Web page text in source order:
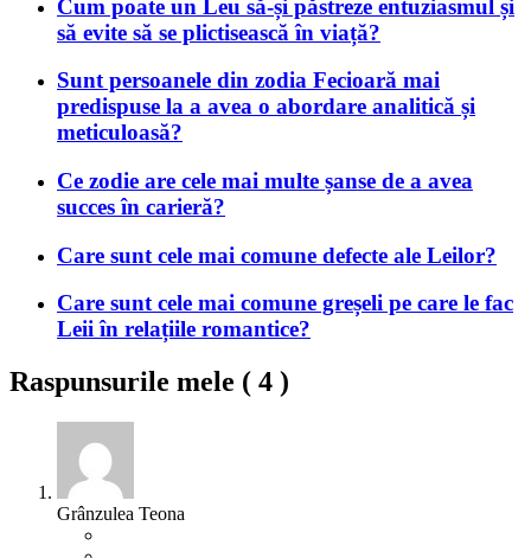
Cum poate un Leu să-și păstreze entuziasmul și
să evite să se plictisească în viață?
Sunt persoanele din zodia Fecioară mai
predispuse la a avea o abordare analitică și
meticuloasă?
Ce zodie are cele mai multe șanse de a avea
succes în carieră?
Care sunt cele mai comune defecte ale Leilor?
Care sunt cele mai comune greșeli pe care le fac
Leii în relațiile romantice?
Raspunsurile mele ( 4 )
Grânzulea Teona